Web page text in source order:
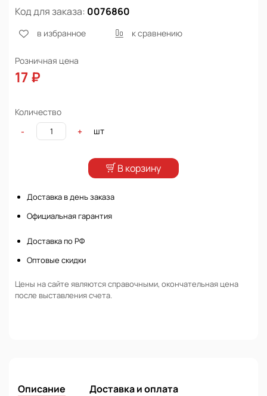
Код для заказа: 0076860
в избранное к сравнению
Розничная цена
17 ₽
Количество
-
+ шт
В корзину
Доставка в день заказа
Официальная гарантия
Доставка по РФ
Оптовые скидки
Цены на сайте являются справочными, окончательная цена
после выставления счета.
Описание Доставка и оплата